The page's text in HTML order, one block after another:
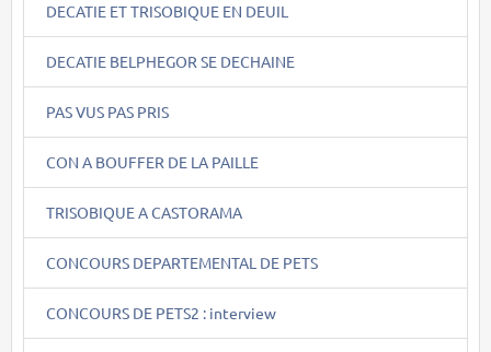
DECATIE ET TRISOBIQUE EN DEUIL
DECATIE BELPHEGOR SE DECHAINE
PAS VUS PAS PRIS
CON A BOUFFER DE LA PAILLE
TRISOBIQUE A CASTORAMA
CONCOURS DEPARTEMENTAL DE PETS
CONCOURS DE PETS2 : interview